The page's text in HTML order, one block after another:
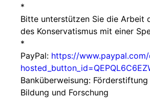
*
Bitte unterstützen Sie die Arbeit
des Konservatismus mit einer
*
PayPal: https://
Banküberweisung:
Bildung und Forschung